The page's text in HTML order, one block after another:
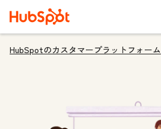
HubSpotのカスタマープラットフォーム